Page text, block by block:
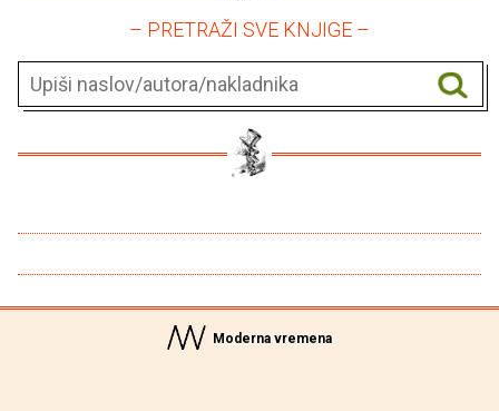
– PRETRAŽI SVE KNJIGE –
Moderna vremena